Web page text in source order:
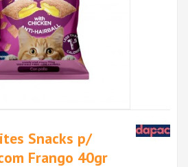
Snacks p/
Frango 40gr